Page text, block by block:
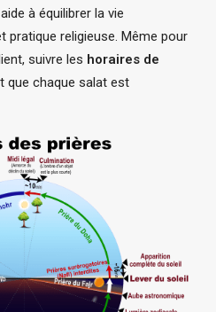
à équilibrer la vie
pratique religieuse. Même pour
suivre les horaires de
que chaque salat est